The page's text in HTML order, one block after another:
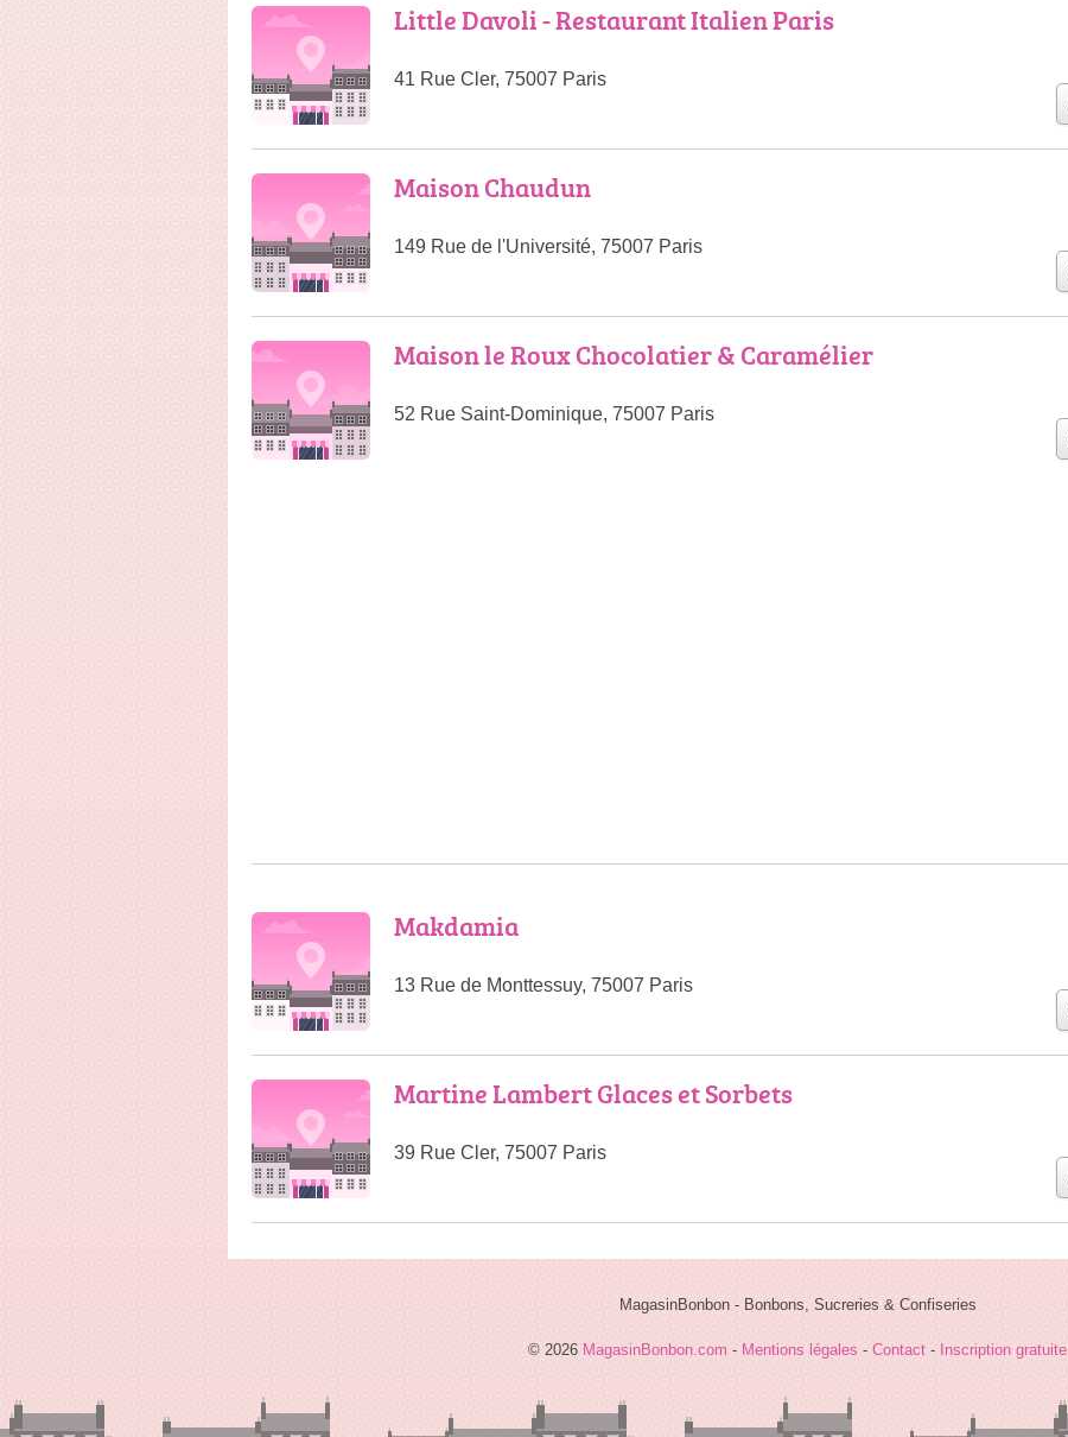
Little Davoli - Restaurant Italien Paris
41 Rue Cler, 75007 Paris
Maison Chaudun
149 Rue de l'Université, 75007 Paris
Maison le Roux Chocolatier & Caramélier
52 Rue Saint-Dominique, 75007 Paris
Makdamia
13 Rue de Monttessuy, 75007 Paris
Martine Lambert Glaces et Sorbets
39 Rue Cler, 75007 Paris
MagasinBonbon - Bonbons, Sucreries & Confiseries
© 2026 MagasinBonbon.com - Mentions légales - Contact - Inscription gratuite